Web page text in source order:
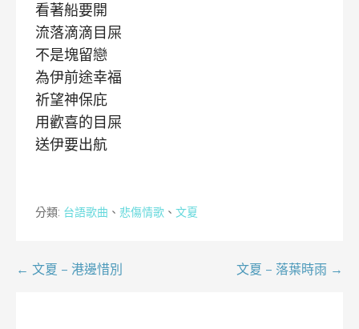
看著船要開
流落滴滴目屎
不是塊留戀
為伊前途幸福
祈望神保庇
用歡喜的目屎
送伊要出航
分類: 台語歌曲 、 悲傷情歌 、 文夏
文← 文夏 – 港邊惜別 文夏 – 落葉時雨 →